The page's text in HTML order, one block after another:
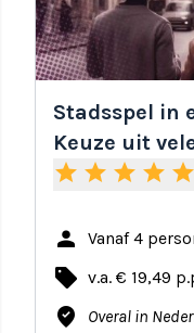
Stadsspel in
Keuze uit
star star star star star
person Vanaf 4
local_offer v.a. € 19,49
where_to_vote Overal in